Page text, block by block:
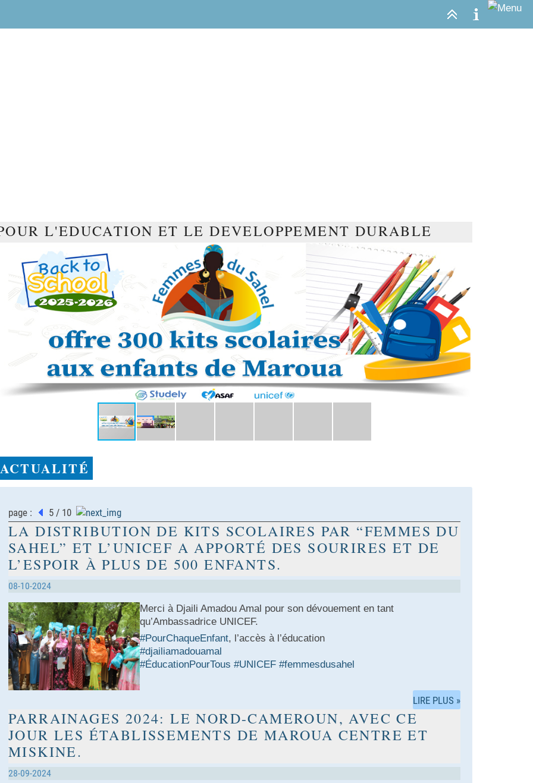
L'EDUCATION ET LE DEVELOPPEMENT DURABLE
ACTUALITÉ
page : 5 / 10
LA DISTRIBUTION DE KITS SCOLAIRES PAR “FEMMES DU
SAHEL” ET L’UNICEF A APPORTÉ DES SOURIRES ET DE
L’ESPOIR À PLUS DE 500 ENFANTS.
08-10-2024
Merci à Djaili Amadou Amal pour son dévouement en tant
qu’Ambassadrice UNICEF.
#PourChaqueEnfant, l’accès à l’éducation
#djailiamadouamal
#ÉducationPourTous #UNICEF #femmesdusahel
LIRE PLUS »
PARRAINAGES 2024: LE NORD-CAMEROUN, AVEC CE
JOUR LES ÉTABLISSEMENTS DE MAROUA CENTRE ET
MISKINE.
28-09-2024